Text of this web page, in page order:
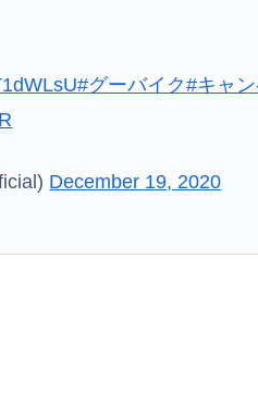
#グーバイク#キャ
December 19, 2020